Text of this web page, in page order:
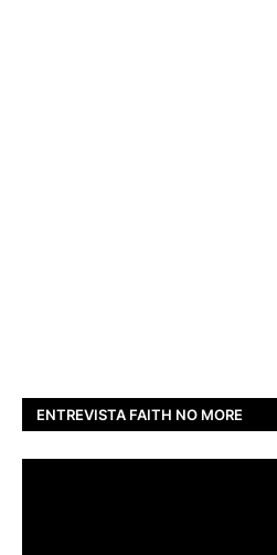
ENTREVISTA FAITH NO MORE